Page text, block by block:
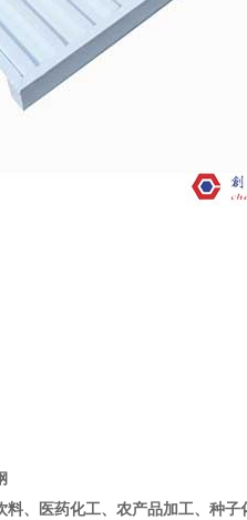
、医药化工、农产品加工、种子